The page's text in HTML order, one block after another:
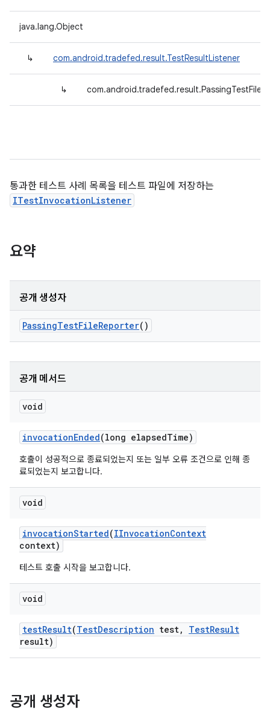
java.lang.Object
↳ com.android.tradefed.result.TestResultListener
↳
통과한 테스트 사례 목록을 테스트 파일에 저장하는
ITestInvocationListener
요약
공개 생성자
PassingTestFileReporter()
공개 메서드
void
invocationEnded(long elapsedTime)
호출이 성공적으로 종료되었는지 또는 일부 오류 조건으로 인해 종
료되었는지 보고합니다.
void
invocationStarted(IInvocationContext
context)
테스트 호출 시작을 보고합니다.
void
testResult(TestDescription test, TestResult
result)
공개 생성자